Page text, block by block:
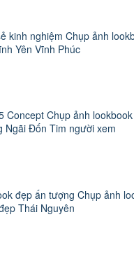
kinh nghiệm Chụp ảnh
Yên Vĩnh Phúc
Concept Chụp ảnh
Ngãi Đốn Tim người xem
đẹp ấn tượng Chụp ảnh
Thái Nguyên